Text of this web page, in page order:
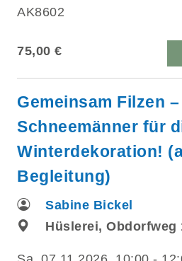
AK8602
75,00 €
Gemeinsam Filzen
Schneemänner für
Winterdekoration!
Begleitung)
Sabine Bickel
Hüslerei, Obdorfweg